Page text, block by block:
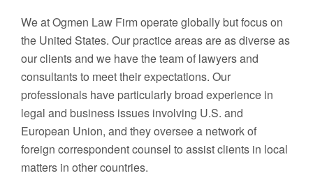
We at Ogmen Law Firm operate globally but focus on
the United States. Our practice areas are as diverse as
our clients and we have the team of lawyers and
consultants to meet their expectations. Our
professionals have particularly broad experience in
legal and business issues involving U.S. and
European Union, and they oversee a network of
foreign correspondent counsel to assist clients in local
matters in other countries.